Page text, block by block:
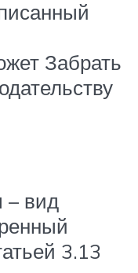
Забрать
– вид
3.13